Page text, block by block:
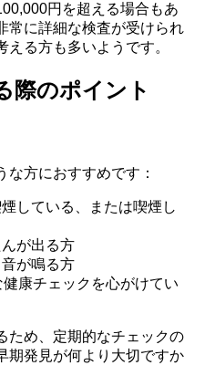
円を超える場合もあ
常に詳細な検査が受けられ
える方も多いようです。
際のポイント
な方におすすめです：
している、または喫煙し
が出る方
が鳴る方
康チェックを心がけてい
ため、定期的なチェックの
期発見が何より大切ですか